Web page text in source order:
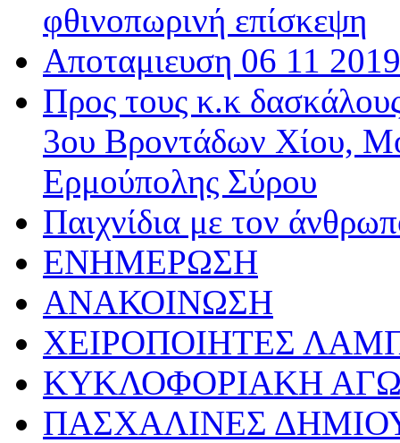
φθινοπωρινή επίσκεψη
Αποταμιευση 06 11 2019
Προς τους κ.κ
3ου Βροντάδων Χίου,
Ερμούπολης Σύρου
Παιχνίδια με τον
ΕΝΗΜΕΡΩΣΗ
ΑΝΑΚΟΙΝΩΣΗ
ΧΕΙΡΟΠΟΙΗΤΕΣ
ΚΥΚΛΟΦΟΡΙΑΚΗ
ΠΑΣΧΑΛΙΝΕΣ